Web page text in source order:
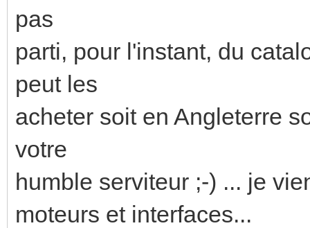
pas
parti, pour l'instant, du
peut les
acheter soit en Angleterre
votre
humble serviteur ;-) ... je
moteurs et interfaces...